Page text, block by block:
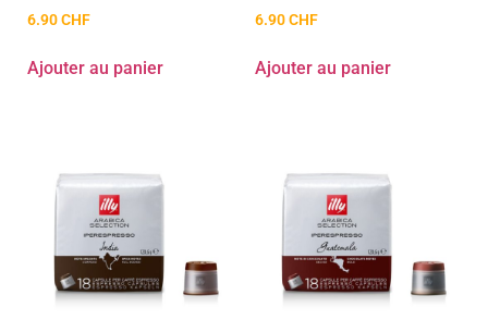
6.90CHF
Ajouter au panier
6.90CHF
Ajouter au panier